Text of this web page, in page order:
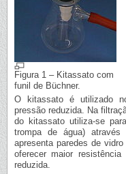
Figura 1 – Kitassato com
funil de Büchner.
O kitassato é utilizado
pressão reduzida. Na
do kitassato utiliza-se
trompa de água)
apresenta paredes de
oferecer maior
reduzida.